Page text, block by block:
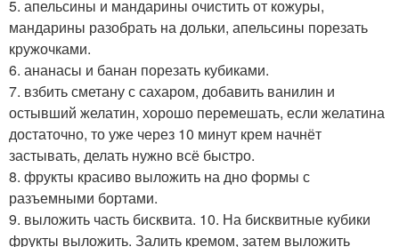
5. апельсины и мандарины очистить от кожуры,
мандарины разобрать на дольки, апельсины порезать
кружочками.
6. ананасы и банан порезать кубиками.
7. взбить сметану с сахаром, добавить ванилин и
остывший желатин, хорошо перемешать, если желатина
достаточно, то уже через 10 минут крем начнёт
застывать, делать нужно всё быстро.
8. фрукты красиво выложить на дно формы с
разъемными бортами.
9. выложить часть бисквита. 10. На бисквитные кубики
фрукты выложить. Залить кремом, затем выложить